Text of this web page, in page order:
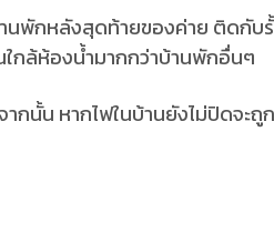
นพักหลังสุดท้ายของค่าย ติดกับ
กล้ห้องน้ำมากกว่าบ้านพักอื่นๆ
กนั้น หากไฟในบ้านยังไม่ปิดจะถู